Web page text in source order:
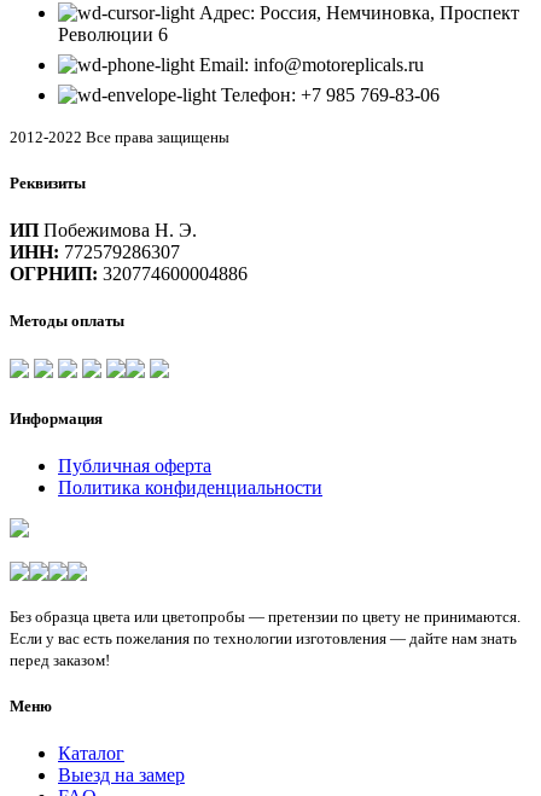
Адрес: Россия, Немчиновка, Проспект
Революции 6
Email: info@motoreplicals.ru
Телефон: +7 985 769-83-06
2012-2022 Все права защищены
Реквизиты
ИП Побежимова Н. Э.
ИНН: 772579286307
ОГРНИП: 320774600004886
Методы оплаты
Информация
Публичная оферта
Политика конфиденциальности
Без образца цвета или цветопробы — претензии по цвету не принимаются.
Если у вас есть пожелания по технологии изготовления — дайте нам знать
перед заказом!
Меню
Каталог
Выезд на замер